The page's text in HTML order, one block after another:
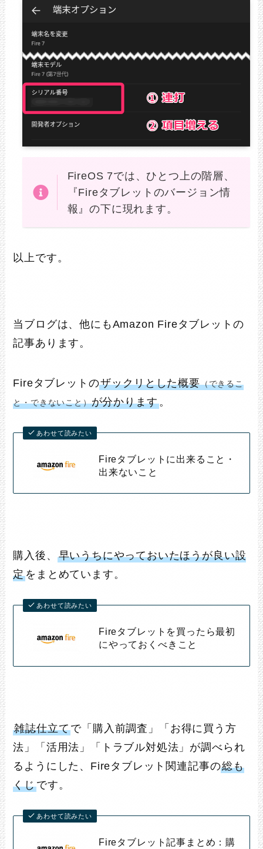
FireOS 7では、ひとつ上の階層、
『Fireタブレットのバージョン情
報』の下に現れます。
以上です。
当ブログは、他にもAmazon Fireタブレットの
記事あります。
Fireタブレットのザックリとした概要（できるこ
と・できないこと）が分かります。
あわせて読みたい
Fireタブレットに出来ること・
出来ないこと
購入後、 早いうちにやっておいたほうが良い設
定をまとめています。
あわせて読みたい
Fireタブレットを買ったら最初
にやっておくべきこと
雑誌仕立てで「購入前調査」「お得に買う方
法」「活用法」「トラブル対処法」が調べられ
るようにした、Fireタブレット関連記事の総も
くじです。
あわせて読みたい
Fireタブレット記事まとめ：購